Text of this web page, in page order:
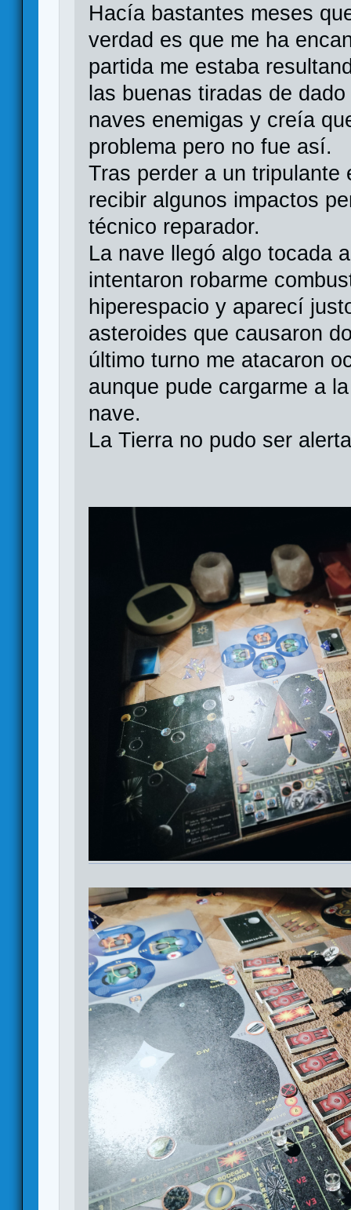
Hacía bastantes meses
verdad es que me ha
partida me estaba
las buenas tiradas de
naves enemigas y creía
problema pero no fue así.
Tras perder a un tripulante
recibir algunos impactos
técnico reparador.
La nave llegó algo tocada
intentaron robarme
hiperespacio y aparecí
asteroides que causaron
último turno me atacaron
aunque pude cargarme a
nave.
La Tierra no pudo ser